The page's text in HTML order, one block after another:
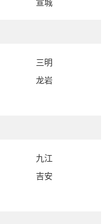
三明
龙岩
九江
吉安